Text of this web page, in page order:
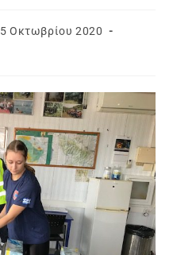
5 Οκτωβρίου 2020